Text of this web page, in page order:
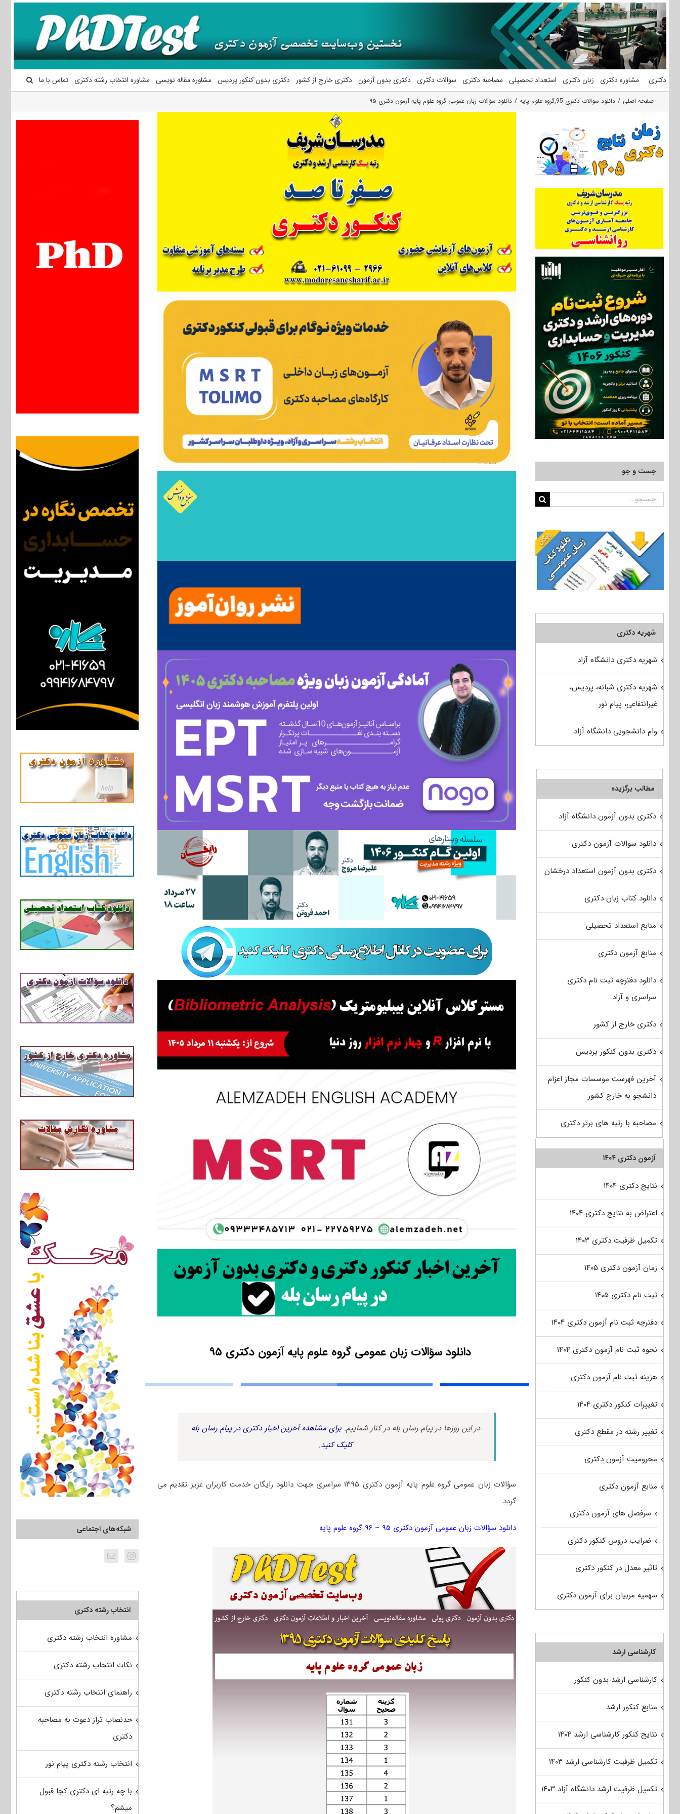
محتوا
دکتری مشاوره دکتری زبان دکتری استعداد تحصیلی مصاحبه دکتری سوالات دکتری دکتری بدون آزمون دکتری خارج از کشور دکتری بدون کنکور پردیس مشاوره مقاله نویسی مشاوره انتخاب رشته دکتری تماس با ما
صفحه اصلی دانلود سوالات دکتری 95 ,گروه علوم پايه دانلود سؤالات زبان عمومی گروه علوم پایه آزمون دکتری ۹۵
دانلود سؤالات زبان عمومی گروه علوم پایه آزمون دکتری ۹۵
در این روزها در پیام رسان بله در کنار شماییم. برای مشاهده آخرین اخبار دکتری در پیام رسان بله
کلیک کنید.
سؤالات زبان عمومی گروه علوم پایه آزمون دکتری ۱۳۹۵ سراسری جهت دانلود رایگان خدمت کاربران عزیز تقدیم می
گردد.
دانلود سؤالات زبان عمومی آزمون دکتری ۹۵ – ۹۶ گروه علوم پایه شبکه‌های اجتماعی
انتخاب رشته دکتری
مشاوره انتخاب رشته دکتری
نکات انتخاب رشته دکتری
راهنمای انتخاب رشته دکتری
حدنصاب تراز دعوت به مصاحبه
دکتری
انتخاب رشته دکتری پیام نور
با چه رتبه ای دکتری کجا قبول
میشم؟
جست و جو
جستجو
شهریه دکتری
شهریه دکتری دانشگاه آزاد
شهریه دکتری شبانه، پردیس،
غیرانتفاعی، پیام نور
وام دانشجویی دانشگاه آزاد
مطالب برگزیده
دکتری بدون آزمون دانشگاه آزاد
دانلود سوالات آزمون دکتری
دکتری بدون آزمون استعداد درخشان
دانلود کتاب زبان دکتری
منابع استعداد تحصیلی
منابع آزمون دکتری
دانلود دفترچه ثبت نام دکتری
سراسری و آزاد
دکتری خارج از کشور
دکتری بدون کنکور پردیس
آخرین فهرست موسسات مجاز اعزام
دانشجو به خارج کشور
مصاحبه با رتبه های برتر دکتری
آزمون دکتری ۱۴۰۴
نتایج دکتری ۱۴۰۴
اعتراض به نتایج دکتری ۱۴۰۴
تکمیل ظرفیت دکتری ۱۴۰۳
زمان آزمون دکتری ۱۴۰۵
ثبت نام دکتری ۱۴۰۵
دفترچه ثبت نام آزمون دکتری ۱۴۰۴
نحوه ثبت نام آزمون دکتری ۱۴۰۴
هزینه ثبت نام آزمون دکتری
تغییرات کنکور دکتری ۱۴۰۴
تغییر رشته در مقطع دکتری
محرومیت آزمون دکتری
منابع آزمون دکتری
سرفصل های آزمون دکتری
ضرایب دروس کنکور دکتری
تاثیر معدل در کنکور دکتری
سهمیه مربیان برای آزمون دکتری
کارشناسی ارشد
کارشناسی ارشد بدون کنکور
منابع کنکور ارشد
نتایج کنکور کارشناسی ارشد ۱۴۰۴
تکمیل ظرفیت کارشناسی ارشد ۱۴۰۳
تکمیل ظرفیت ارشد دانشگاه آزاد ۱۴۰۳